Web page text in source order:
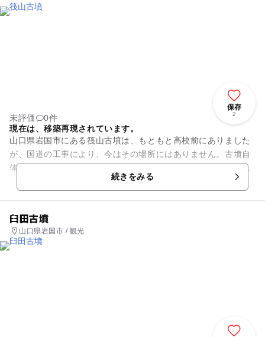
保存
2
未評価
0件
現在は、移築再現されています。
山口県岩国市にある筏山古墳は、もともと高校前にありました
が、国道の工事により、今はその場所にはありません。古墳自
体が現在移築されてそこで再現されています。墳丘は円形で
す。円墳と呼ばれる古墳では、...
続きをみる
臼田古墳
山口県岩国市 / 観光